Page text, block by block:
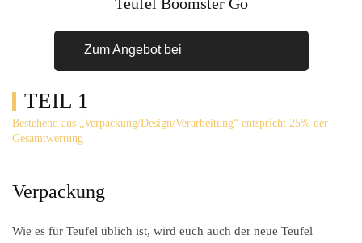
Zum Angebot bei
TEIL 1
Bestehend aus „Verpackung/Design/Verarbeitung“ entspricht 25% der
Gesamtwertung
Verpackung
Wie es für Teufel üblich ist, wird euch auch der neue Teufel